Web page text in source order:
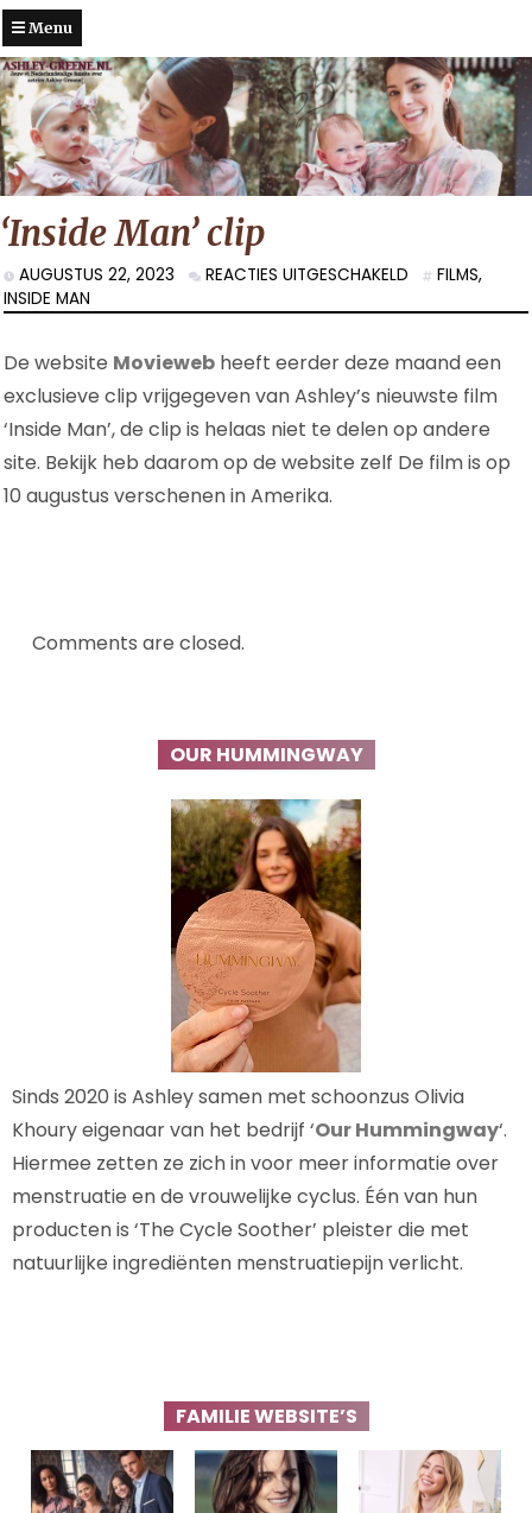
Menu
‘Inside Man’ clip
AUGUSTUS 22, 2023 REACTIES UITGESCHAKELD VOOR
MAN’
FILMS,
INSIDE MAN
De website Movieweb heeft eerder deze maand een
exclusieve clip vrijgegeven van Ashley’s nieuwste film
‘Inside Man’, de clip is helaas niet te delen op andere
site. Bekijk heb daarom op de website zelf De film is op
10 augustus verschenen in Amerika.
Comments are closed.
OUR HUMMINGWAY
Sinds 2020 is Ashley samen met schoonzus Olivia
Khoury eigenaar van het bedrijf ‘Our Hummingway‘.
Hiermee zetten ze zich in voor meer informatie over
menstruatie en de vrouwelijke cyclus. Één van hun
producten is ‘The Cycle Soother’ pleister die met
natuurlijke ingrediënten menstruatiepijn verlicht.
FAMILIE WEBSITE’S